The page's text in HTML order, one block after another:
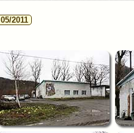
05/2011